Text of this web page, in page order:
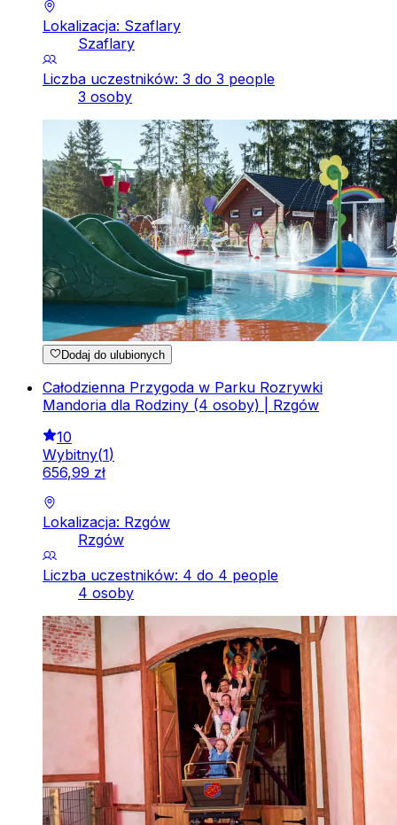
Lokalizacja: Szaflary
Szaflary
Liczba uczestników: 3 do 3 people
3 osoby
Dodaj do ulubionych
Całodzienna Przygoda w Parku Rozrywki
Mandoria dla Rodziny (4 osoby) | Rzgów
10
Wybitny(1)
656,99 zł
Lokalizacja: Rzgów
Rzgów
Liczba uczestników: 4 do 4 people
4 osoby